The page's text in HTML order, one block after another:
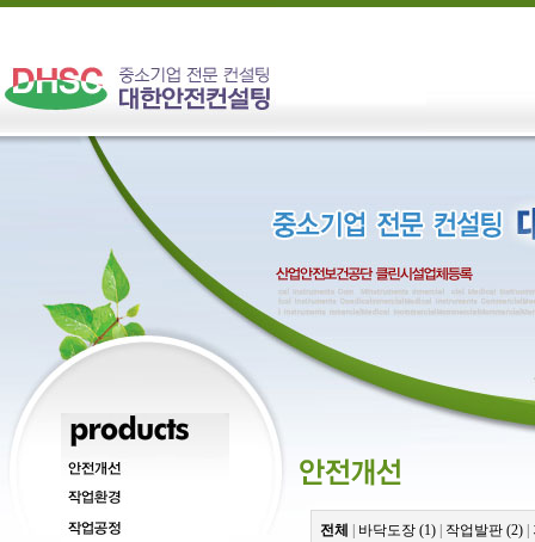
전체 바닥도장 (1)| 작업발판 (2)|